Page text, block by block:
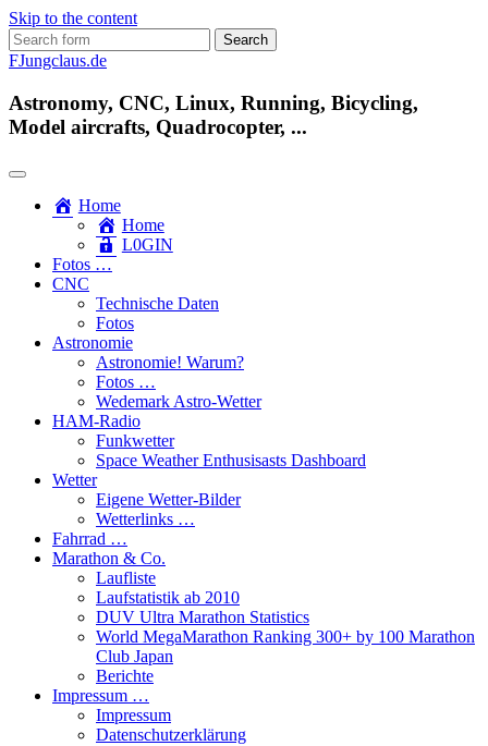
Skip to the content
Search
for:
FJungclaus.de
Astronomy, CNC, Linux, Running, Bicycling,
Model aircrafts, Quadrocopter, ...
Home
Home
L​0​​GIN
Fotos …
CNC
Technische Daten
Fotos
Astronomie
Astronomie! Warum?
Fotos …
Wedemark Astro-Wetter
HAM-Radio
Funkwetter
Space Weather Enthusisasts Dashboard
Wetter
Eigene Wetter-Bilder
Wetterlinks …
Fahrrad …
Marathon & Co.
Laufliste
Laufstatistik ab 2010
DUV Ultra Marathon Statistics
World MegaMarathon Ranking 300+ by 100 Marathon
Club Japan
Berichte
Impressum …
Impressum
Datenschutzerklärung